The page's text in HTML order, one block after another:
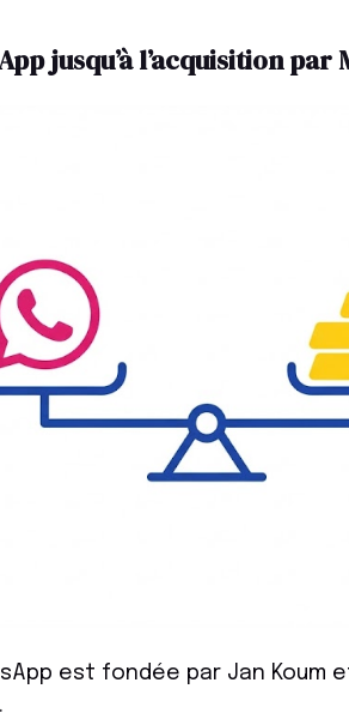
jusqu’à l’acquisition par
est fondée par Jan Koum